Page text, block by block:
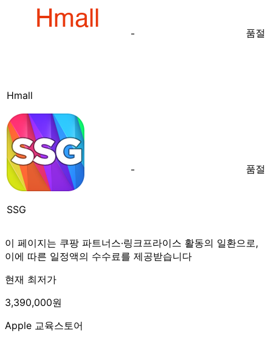
Hmall
- 품절
SSG
- 품절
이 페이지는 쿠팡 파트너스·링크프라이스 활동의 일환으로,
이에 따른 일정액의 수수료를 제공받습니다
현재 최저가
3,390,000원
Apple 교육스토어